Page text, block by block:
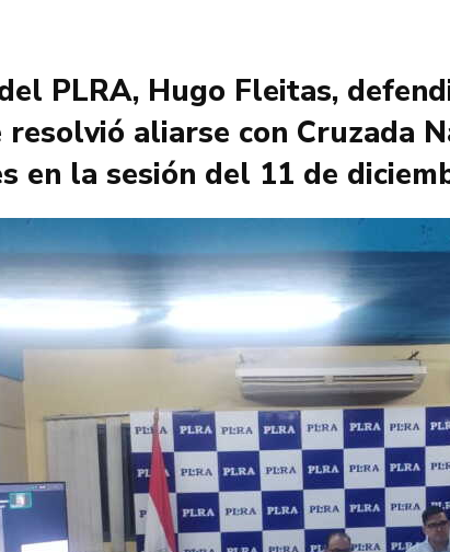
PLRA, Hugo Fleitas,
aliarse con Cruzada
en la sesión del 11 de